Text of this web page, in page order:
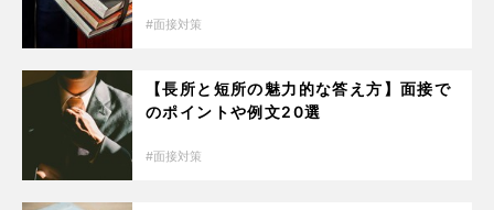
面接対策
【長所と短所の魅力的な答え方】面接で
のポイントや例文20選
面接対策